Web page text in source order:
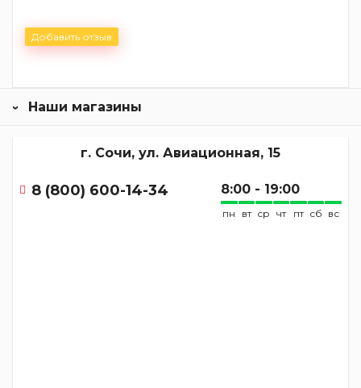
Добавить отзыв
Наши магазины
г. Сочи, ул. Авиационная, 15
8 (800) 600-14-34 8:00 - 19:00
пн вт ср чт пт сб вс